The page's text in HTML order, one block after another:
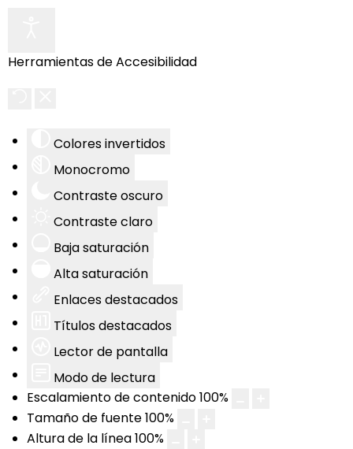
Herramientas de Accesibilidad
Colores invertidos
Monocromo
Contraste oscuro
Contraste claro
Baja saturación
Alta saturación
Enlaces destacados
Títulos destacados
Lector de pantalla
Modo de lectura
Escalamiento de contenido100%
Tamaño de fuente100%
Altura de la línea100%